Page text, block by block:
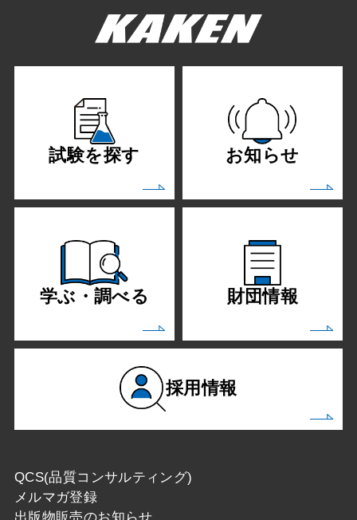
試験を探す お知らせ
学ぶ・調べる 財団情報
採用情報
QCS(品質コンサルティング)
メルマガ登録